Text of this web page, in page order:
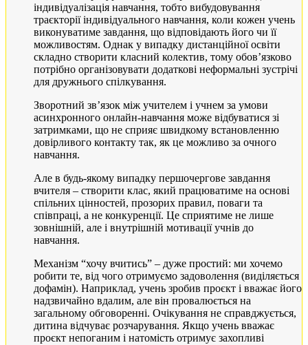
індивідуалізація навчання, тобто вибудовування
траєкторії індивідуального навчання, коли кожен учень
виконуватиме завдання, що відповідають його чи її
можливостям. Однак у випадку дистанційної освіти
складно створити класний колектив, тому обов’язково
потрібно організовувати додаткові неформальні зустрічі
для дружнього спілкування.
Зворотний зв’язок між учителем і учнем за умови
асинхронного онлайн-навчання може відбуватися зі
затримками, що не сприяє швидкому встановленню
довірливого контакту так, як це можливо за очного
навчання.
Але в будь-якому випадку першочергове завдання
вчителя – створити клас, який працюватиме на основі
спільних цінностей, прозорих правил, поваги та
співпраці, а не конкуренції. Це сприятиме не лише
зовнішній, але і внутрішній мотивації учнів до
навчання.
Механізм “хочу вчитись” – дуже простий: ми хочемо
робити те, від чого отримуємо задоволення (виділяється
дофамін). Наприклад, учень зробив проєкт і вважає його
надзвичайно вдалим, але він провалюється на
загальному обговоренні. Очікування не справджується,
дитина відчуває розчарування. Якщо учень вважає
проєкт непоганим і натомість отримує захопливі